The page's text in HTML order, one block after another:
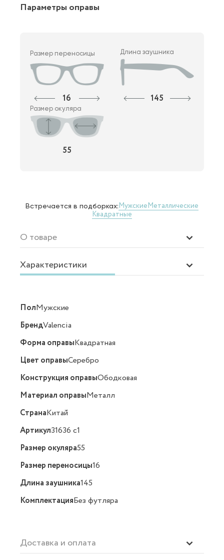
Параметры оправы
Размер переносицы
16
Длина заушника
145
Размер окуляра
55
Встречается в подборках:МужскиеМеталлические
Квадратные
О товаре
Характеристики
ПолМужские
БрендValencia
Форма оправыКвадратная
Цвет оправыСеребро
Конструкция оправыОбодковая
Материал оправыМеталл
СтранаКитай
Артикул31636 с1
Размер окуляра55
Размер переносицы16
Длина заушника145
КомплектацияБез футляра
Доставка и оплата